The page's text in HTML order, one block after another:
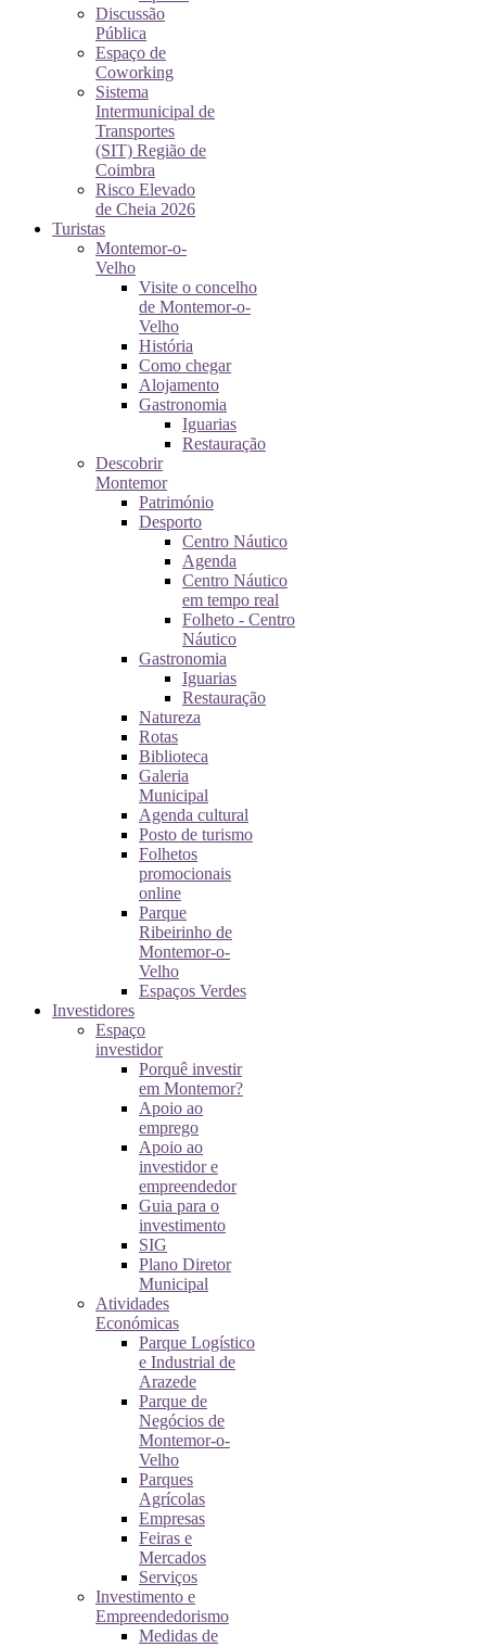
Discussão
Pública
Espaço de
Coworking
Sistema
Intermunicipal de
Transportes
(SIT) Região de
Coimbra
Risco Elevado
de Cheia 2026
Turistas
Montemor-o-
Velho
Visite o concelho
de Montemor-o-
Velho
História
Como chegar
Alojamento
Gastronomia
Iguarias
Restauração
Descobrir
Montemor
Património
Desporto
Centro Náutico
Agenda
Centro Náutico
em tempo real
Folheto - Centro
Náutico
Gastronomia
Iguarias
Restauração
Natureza
Rotas
Biblioteca
Galeria
Municipal
Agenda cultural
Posto de turismo
Folhetos
promocionais
online
Parque
Ribeirinho de
Montemor-o-
Velho
Espaços Verdes
Investidores
Espaço
investidor
Porquê investir
em Montemor?
Apoio ao
emprego
Apoio ao
investidor e
empreendedor
Guia para o
investimento
SIG
Plano Diretor
Municipal
Atividades
Económicas
Parque Logístico
e Industrial de
Arazede
Parque de
Negócios de
Montemor-o-
Velho
Parques
Agrícolas
Empresas
Feiras e
Mercados
Serviços
Investimento e
Empreendedorismo
Medidas de